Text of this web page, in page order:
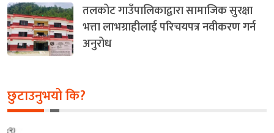
तलकोट गाउँपालिकाद्वारा सामाजिक सुरक्षा
भत्ता लाभग्राहीलाई परिचयपत्र नवीकरण गर्न
अनुरोध
छुटाउनुभयो कि?